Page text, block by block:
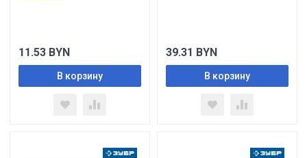
11.53 BYN
В корзину
39.31 BYN
В корзину